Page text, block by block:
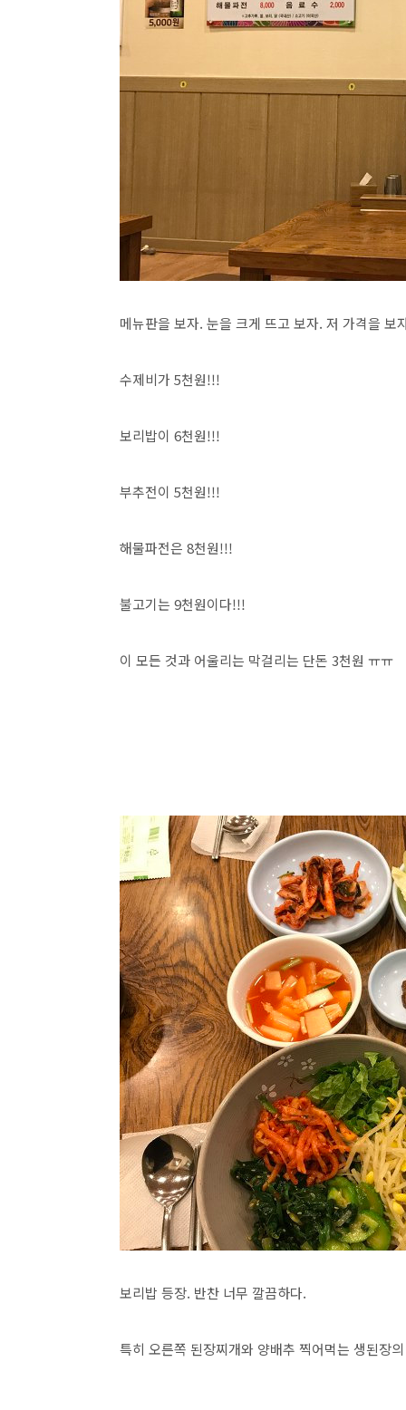
메뉴판을 보자. 눈을 크게 뜨고 보자. 저 가격을 보
수제비가 5천원!!!
보리밥이 6천원!!!
부추전이 5천원!!!
해물파전은 8천원!!!
불고기는 9천원이다!!!
이 모든 것과 어울리는 막걸리는 단돈 3천원 ㅠㅠ
보리밥 등장. 반찬 너무 깔끔하다.
특히 오른쪽 된장찌개와 양배추 찍어먹는 생된장